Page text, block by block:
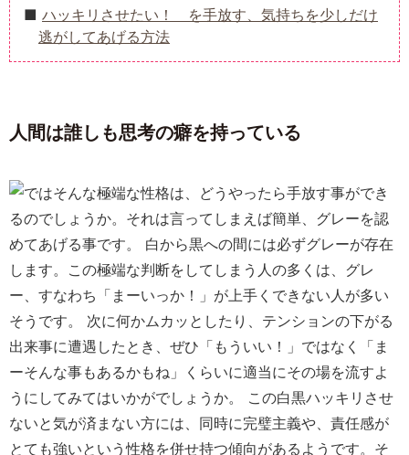
ハッキリさせたい！ を手放す、気持ちを少しだけ
逃がしてあげる方法
人間は誰しも思考の癖を持っている